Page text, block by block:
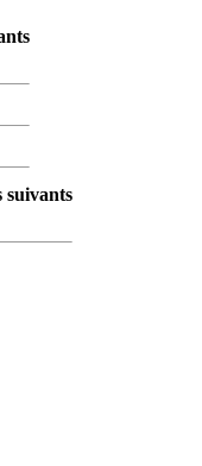
suivants